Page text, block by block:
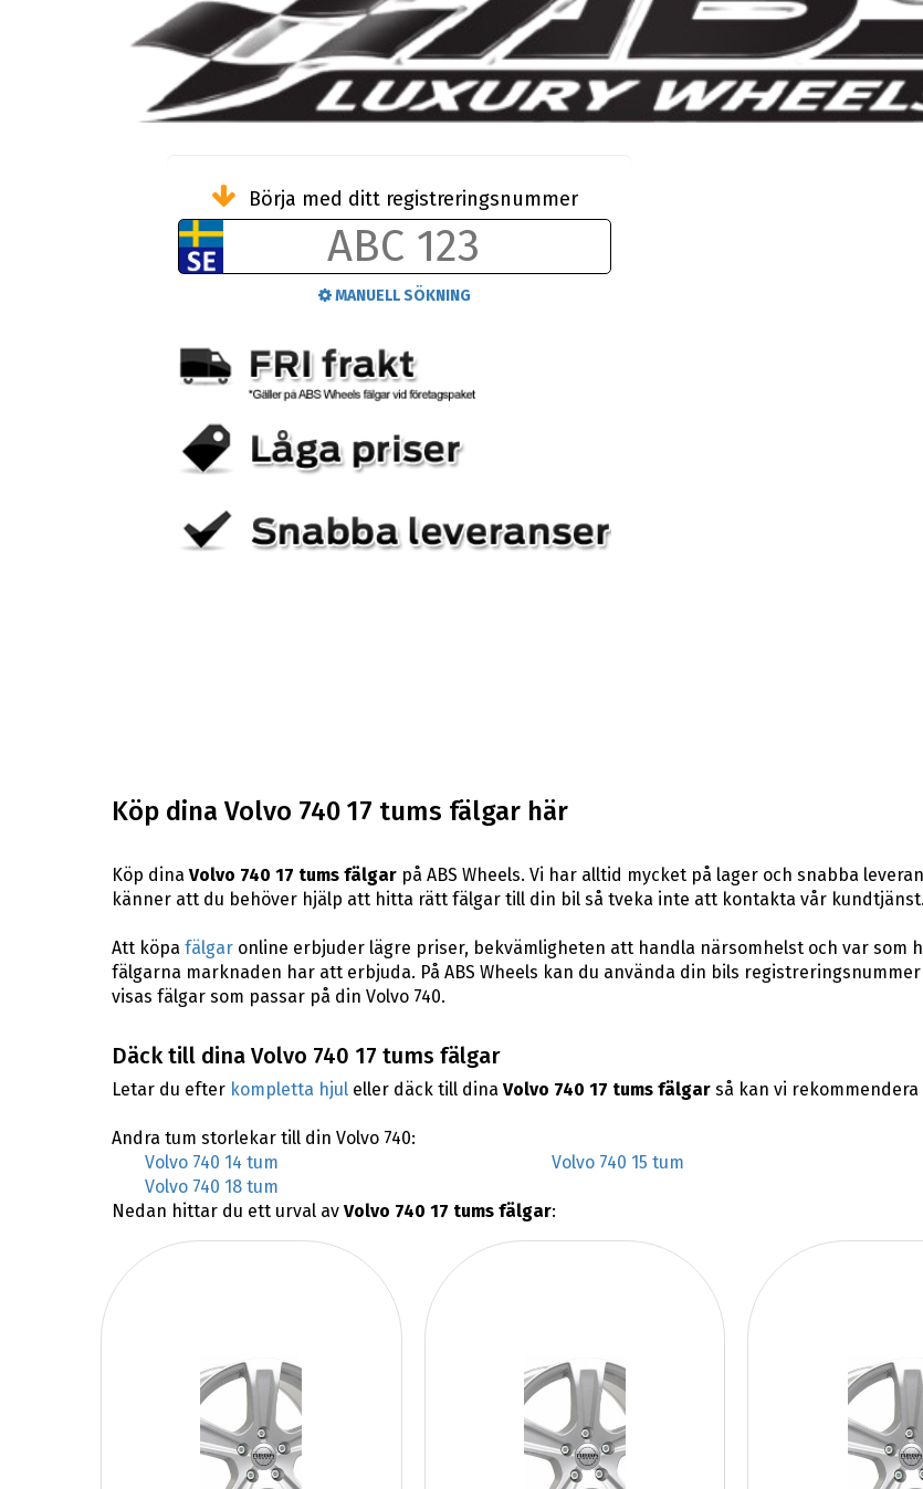
Börja med ditt registreringsnummer
MANUELL SÖKNING
Köp dina Volvo 740 17 tums fälgar här
Köp dina Volvo 740 17 tums fälgarpå ABS Wheels. Vi har alltid mycket på lager och snabba
känner att du behöver hjälp att hitta rätt fälgar till din bil så tveka inte att kontakta vår kundtjänst.
Att köpa fälgaronline erbjuder lägre priser, bekvämligheten att handla närsomhelst och var som
fälgarna marknaden har att erbjuda. På ABS Wheels kan du använda din bils
visas fälgar som passar på din Volvo 740.
Däck till dina Volvo 740 17 tums fälgar
Letar du efter kompletta hjuleller däck till dina Volvo 740 17 tums fälgarså kan vi rekommendera
Andra tum storlekar till din Volvo 740:
Volvo 740 14 tum
Volvo 740 15 tum
Volvo 740 18 tum
Nedan hittar du ett urval av Volvo 740 17 tums fälgar: